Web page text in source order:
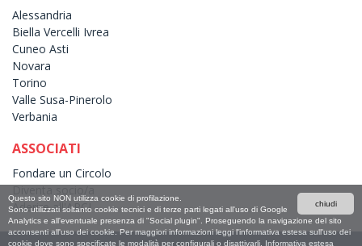
chiudi
Questo sito NON utilizza cookie di profilazione.
Sono utilizzati soltanto cookie tecnici e di terze parti legati all'uso di Google
Analytics e all'eventuale presenza di "Social plugin". Proseguendo la navigazione del sito
acconsenti all'uso dei cookie. Per maggiori informazioni leggi l'informativa estesa sull'uso dei
cookie dove sono specificate le modalità per configurali o disattivarli. Informativa estesa
Alessandria
Biella Vercelli Ivrea
Cuneo Asti
Novara
Torino
Valle Susa-Pinerolo
Verbania
ASSOCIATI
Fondare un Circolo
Diventa socio/a
Aderire all'ARCI